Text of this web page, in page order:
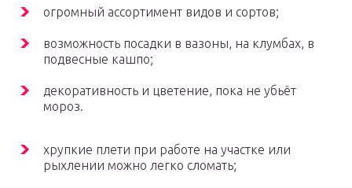
огромный ассортимент видов и сортов;
возможность посадки в вазоны, на клумбах, в
подвесные кашпо;
декоративность и цветение, пока не убьёт
мороз.
хрупкие плети при работе на участке или
рыхлении можно легко сломать;